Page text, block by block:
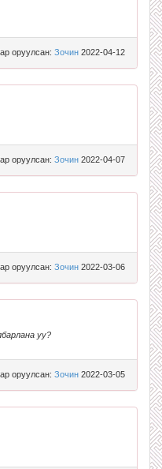
оруулсан: Зочин 2022-04-12
оруулсан: Зочин 2022-04-07
оруулсан: Зочин 2022-03-06
уу?
оруулсан: Зочин 2022-03-05